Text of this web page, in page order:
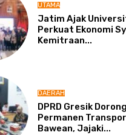
UTAMA
Jatim Ajak
Perkuat Ekonomi
Kemitraan...
DAERAH
DPRD Gresik
Permanen
Bawean, Jajaki...